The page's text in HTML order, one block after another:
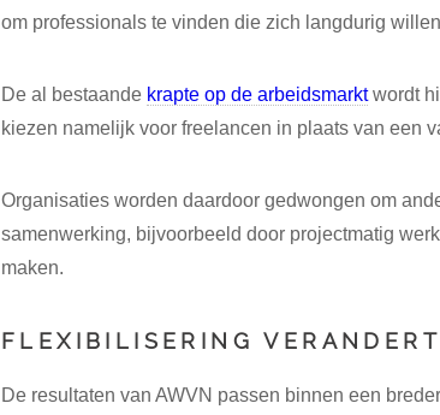
om professionals te vinden die zich langdurig
De al bestaande krapte op de arbeidsmarktwordt
kiezen namelijk voor freelancen in plaats van een
Organisaties worden daardoor gedwongen om
samenwerking, bijvoorbeeld door projectmatig
maken.
FLEXIBILISERING
De resultaten van AWVN passen binnen een